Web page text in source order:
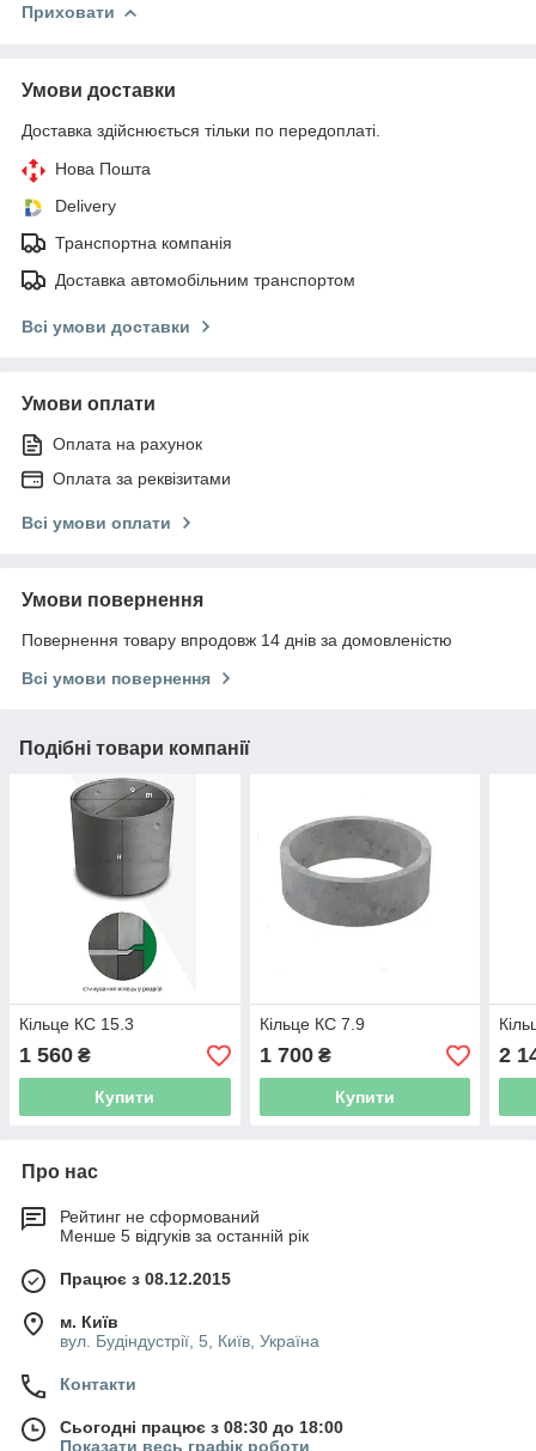
Приховати
Умови доставки
Доставка здійснюється тільки по передоплаті.
Нова Пошта
Delivery
Транспортна компанія
Доставка автомобільним транспортом
Всі умови доставки
Умови оплати
Оплата на рахунок
Оплата за реквізитами
Всі умови оплати
Умови повернення
Повернення товару впродовж 14 днів за домовленістю
Всі умови повернення
Подібні товари компанії
Кільце КС 15.3
1 560 ₴
Купити
Кільце КС 7.9
1 700₴
Купити
2
Про нас
Рейтинг не сформований
Менше 5 відгуків за останній рік
Працює з 08.12.2015
м. Київ
вул. Будіндустрії, 5, Київ, Україна
Контакти
Сьогодні працює з 08:30 до 18:00
Показати весь графік роботи